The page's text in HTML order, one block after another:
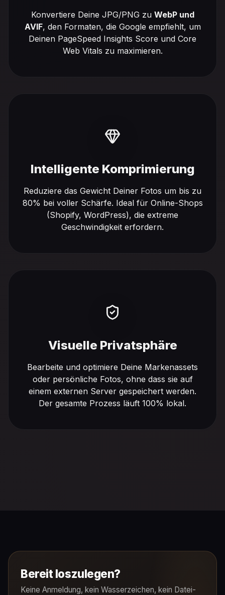
Konvertiere Deine JPG/PNG zu WebP und
AVIF, den Formaten, die Google empfiehlt, um
Deinen PageSpeed Insights Score und Core
Web Vitals zu maximieren.
Intelligente Komprimierung
Reduziere das Gewicht Deiner Fotos um bis zu
80% bei voller Schärfe. Ideal für Online-Shops
(Shopify, WordPress), die extreme
Geschwindigkeit erfordern.
Visuelle Privatsphäre
Bearbeite und optimiere Deine Markenassets
oder persönliche Fotos, ohne dass sie auf
einem externen Server gespeichert werden.
Der gesamte Prozess läuft 100% lokal.
Bereit loszulegen?
Keine Anmeldung, kein Wasserzeichen, kein Datei-